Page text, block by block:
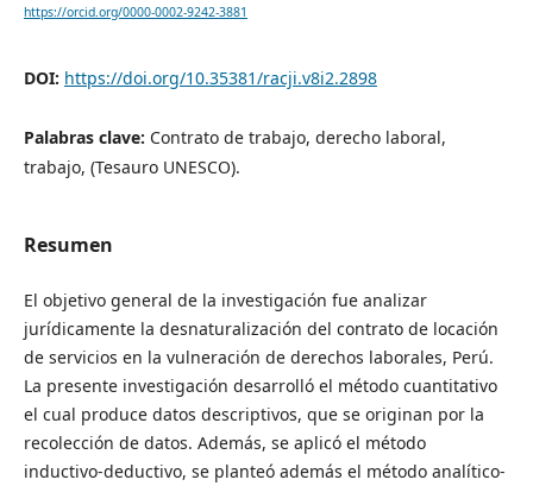
https://orcid.org/0000-0002-9242-3881
DOI: https://doi.org/10.35381/racji.v8i2.2898
Palabras clave: Contrato de trabajo, derecho laboral,
trabajo, (Tesauro UNESCO).
Resumen
El objetivo general de la investigación fue analizar
jurídicamente la desnaturalización del contrato de locación
de servicios en la vulneración de derechos laborales, Perú.
La presente investigación desarrolló el método cuantitativo
el cual produce datos descriptivos, que se originan por la
recolección de datos. Además, se aplicó el método
inductivo-deductivo, se planteó además el método analítico-